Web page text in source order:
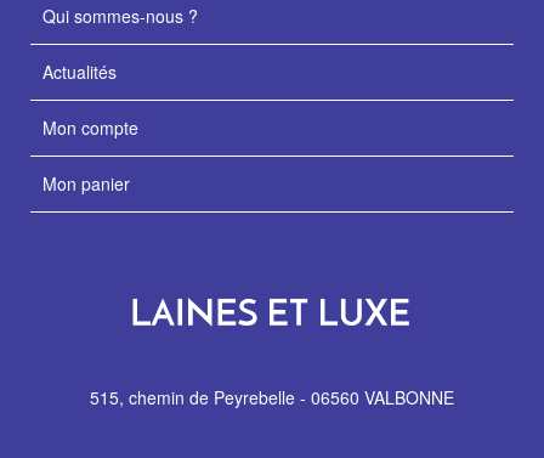
Qui sommes-nous ?
Actualités
Mon compte
Mon panier
515, chemin de Peyrebelle - 06560 VALBONNE